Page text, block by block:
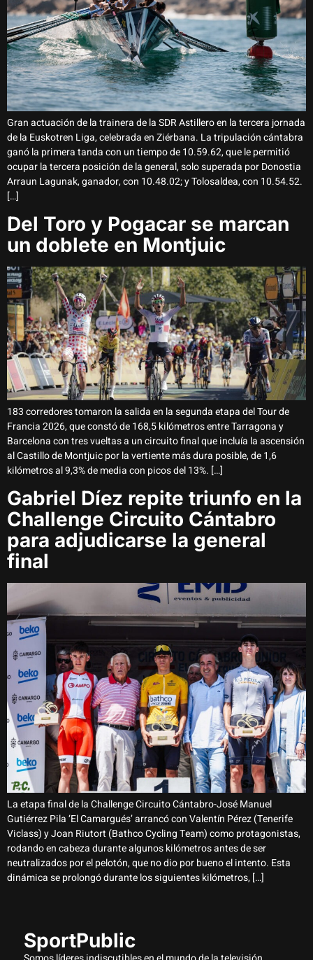
Gran actuación de la trainera de la SDR Astillero en la tercera jornada
de la Euskotren Liga, celebrada en Ziérbana. La tripulación cántabra
ganó la primera tanda con un tiempo de 10.59.62, que le permitió
ocupar la tercera posición de la general, solo superada por Donostia
Arraun Lagunak, ganador, con 10.48.02; y Tolosaldea, con 10.54.52.
[…]
Del Toro y Pogacar se marcan
un doblete en Montjuic
183 corredores tomaron la salida en la segunda etapa del Tour de
Francia 2026, que constó de 168,5 kilómetros entre Tarragona y
Barcelona con tres vueltas a un circuito final que incluía la ascensión
al Castillo de Montjuic por la vertiente más dura posible, de 1,6
kilómetros al 9,3% de media con picos del 13%. […]
Gabriel Díez repite triunfo en la
Challenge Circuito Cántabro
para adjudicarse la general
final
La etapa final de la Challenge Circuito Cántabro-José Manuel
Gutiérrez Pila ‘El Camargués’ arrancó con Valentín Pérez (Tenerife
Viclass) y Joan Riutort (Bathco Cycling Team) como protagonistas,
rodando en cabeza durante algunos kilómetros antes de ser
neutralizados por el pelotón, que no dio por bueno el intento. Esta
dinámica se prolongó durante los siguientes kilómetros, […]
SportPublic